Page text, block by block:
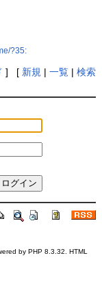
?35:
] [ 新規 | 一覧| 検索
by PHP 8.3.32. HTML